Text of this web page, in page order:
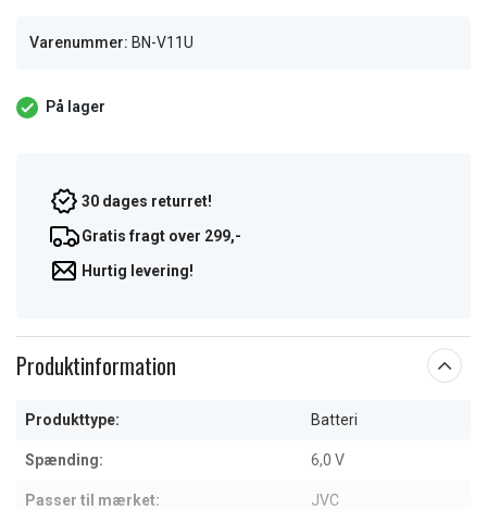
Varenummer: BN-V11U
På lager
30 dages returret!
Gratis fragt over 299,-
Hurtig levering!
Produktinformation
Produkttype: Batteri
Spænding: 6,0 V
Passer til mærket: JVC